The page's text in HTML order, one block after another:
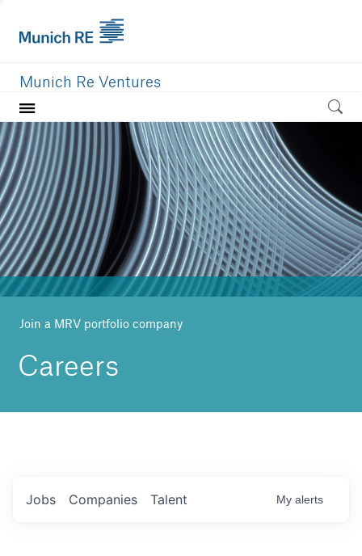
Munich Re Ventures
Home
Our value
Portfolio
Investment areas
Team
News
Join a MRV portfolio company
Careers
Jobs Companies Talent My alerts